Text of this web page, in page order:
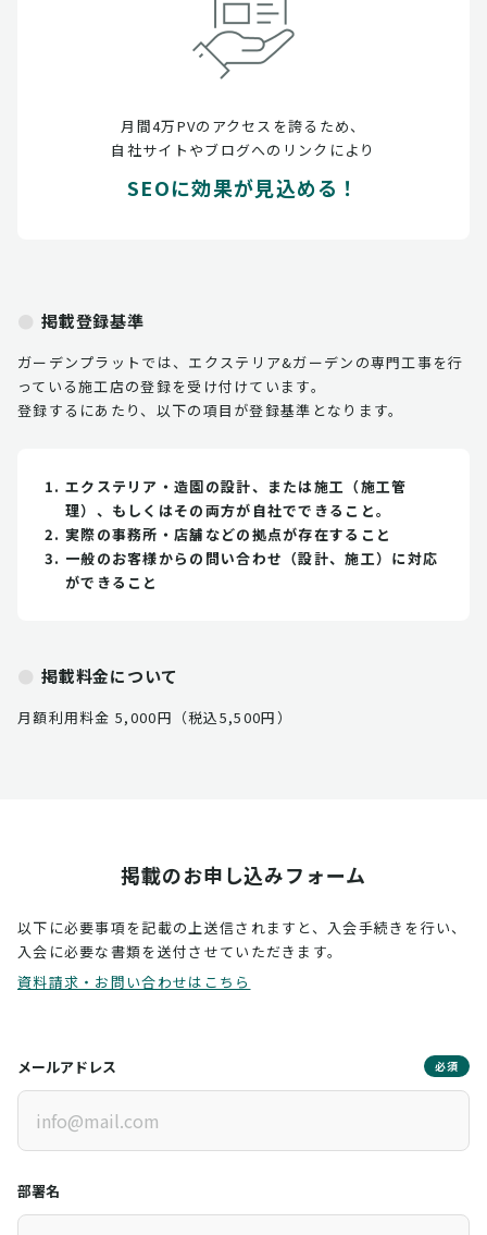
月間4万PVのアクセスを誇るため、
自社サイトやブログへのリンクにより
SEOに効果が見込める！
掲載登録基準
ガーデンプラットでは、エクステリア&ガーデンの専門工事を行
っている施工店の登録を受け付けています。
登録するにあたり、以下の項目が登録基準となります。
エクステリア・造園の設計、または施工（施工管
理）、もしくはその両方が自社でできること。
実際の事務所・店舗などの拠点が存在すること
一般のお客様からの問い合わせ（設計、施工）に対応
ができること
掲載料金について
月額利用料金 5,000円（税込5,500円）
掲載のお申し込みフォーム
以下に必要事項を記載の上送信されますと、入会手続きを行い、
入会に必要な書類を送付させていただきます。
資料請求・お問い合わせはこちら
メールアドレス 必須
部署名